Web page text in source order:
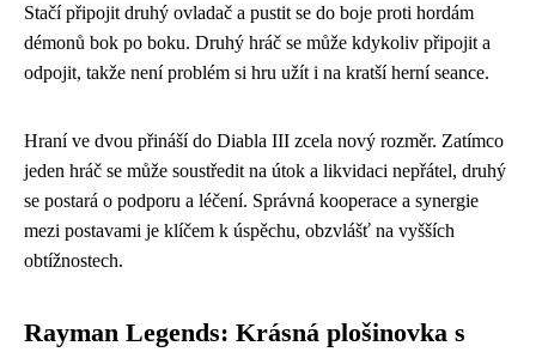
Stačí připojit druhý ovladač a pustit se do boje proti hordám
démonů bok po boku. Druhý hráč se může kdykoliv připojit a
odpojit, takže není problém si hru užít i na kratší herní seance.
Hraní ve dvou přináší do Diabla III zcela nový rozměr. Zatímco
jeden hráč se může soustředit na útok a likvidaci nepřátel, druhý
se postará o podporu a léčení. Správná kooperace a synergie
mezi postavami je klíčem k úspěchu, obzvlášť na vyšších
obtížnostech.
Rayman Legends: Krásná plošinovka s